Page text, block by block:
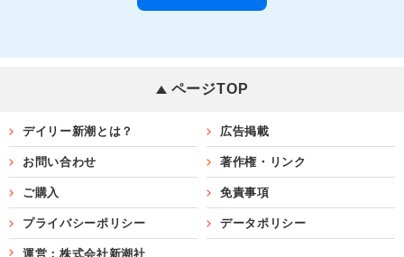
ページTOP
デイリー新潮とは？ 広告掲載
お問い合わせ 著作権・リンク
ご購入 免責事項
プライバシーポリシー データポリシー
運営：株式会社新潮社